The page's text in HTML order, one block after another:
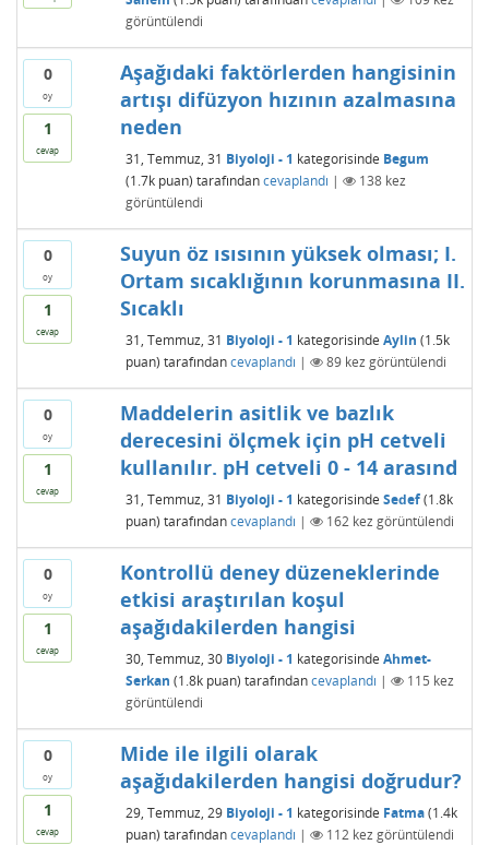
görüntülendi
0
oy
1
cevap
Aşağıdaki faktörlerden hangisinin
artışı difüzyon hızının azalmasına
neden
31, Temmuz, 31 Biyoloji - 1 kategorisinde Begum
(1.7kpuan) tarafından cevaplandı | 138kez
görüntülendi
0
oy
1
cevap
Suyun öz ısısının yüksek olması; I.
Ortam sıcaklığının korunmasına II.
Sıcaklı
31, Temmuz, 31 Biyoloji - 1 kategorisinde Aylin (1.5k
puan) tarafından cevaplandı | 89kez görüntülendi
0
oy
1
cevap
Maddelerin asitlik ve bazlık
derecesini ölçmek için pH cetveli
kullanılır. pH cetveli 0 - 14 arasınd
31, Temmuz, 31 Biyoloji - 1 kategorisinde Sedef (1.8k
puan) tarafından cevaplandı | 162kez görüntülendi
0
oy
1
cevap
Kontrollü deney düzeneklerinde
etkisi araştırılan koşul
aşağıdakilerden hangisi
30, Temmuz, 30 Biyoloji - 1 kategorisinde Ahmet-
Serkan (1.8kpuan) tarafından cevaplandı | 115 kez
görüntülendi
0
oy
1
cevap
Mide ile ilgili olarak
aşağıdakilerden hangisi doğrudur?
29, Temmuz, 29 Biyoloji - 1 kategorisinde Fatma (1.4k
puan) tarafından cevaplandı | 112kez görüntülendi